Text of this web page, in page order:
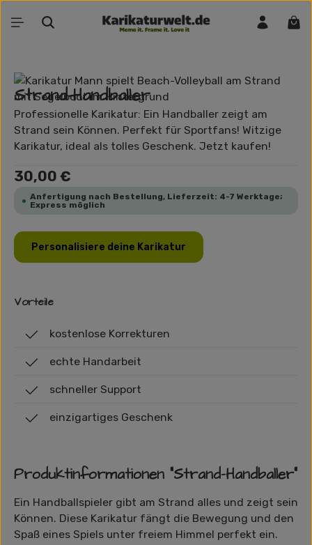
Zum Hauptinhalt springen
Bildergalerie überspringen
Strand-Handballer
Professionelle Karikatur: Ein Handballer zeigt am
Strand sein Können. Perfekt für Sportfans! Witzige
Karikatur, ideal als tolles Geschenk. Jetzt kaufen!
Regulärer Preis:
30,00 €
Anfertigung nach Bestellung, Lieferzeit: 4-7 Werktage;
Express möglich
Personalisiere deine Karikatur
Vorteile
kostenlose Korrekturen
echte Handarbeit
schneller Support
einzigartiges Geschenk
Produktinformationen "Strand-Handballer"
Ein Handballspieler gibt am Strand alles und zeigt sein
Können. Diese Karikatur fängt die Bewegung und den
Spaß eines Spiels unter freiem Himmel perfekt ein.